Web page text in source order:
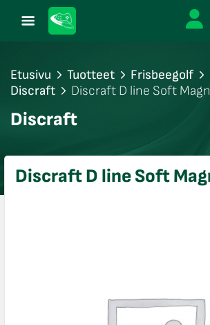
Etusivu Tuotteet Frisbeegolf
Discraft
Discraft D line Soft
Discraft
Discraft D line Soft
sulje
sulje